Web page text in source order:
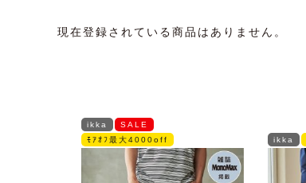
現在登録されている商品はありません。
ikka
SALE
ﾓｱｵﾌ最大4000off
ikka